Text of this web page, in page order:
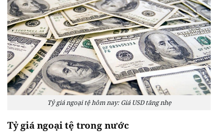
Tỷ giá ngoại tệ hôm nay: Giá USD tăng nhẹ
Tỷ giá ngoại tệ trong nước